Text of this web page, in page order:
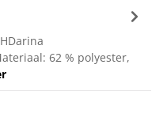
62 % polyester,